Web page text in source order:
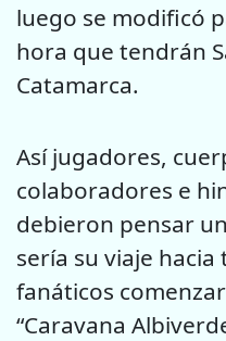
luego se modificó
hora que tendrán
Catamarca.
Así jugadores,
colaboradores e
debieron pensar
sería su viaje
fanáticos
“Caravana